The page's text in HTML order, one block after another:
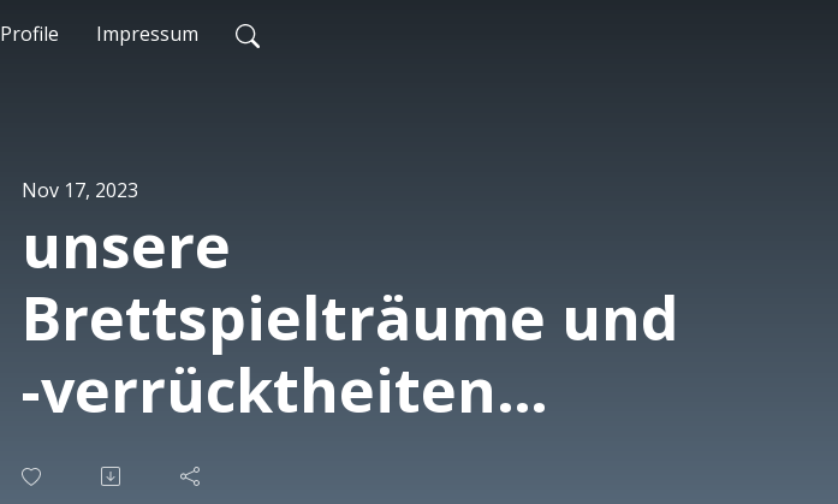
Profile Impressum
Nov 17, 2023
unsere
Brettspielträume und
-verrücktheiten
#BG2GETHER